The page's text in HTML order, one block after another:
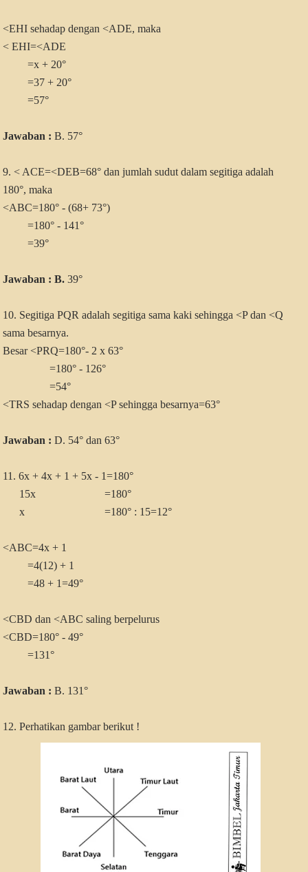
<EHI sehadap dengan <ADE, maka
< EHI=<ADE
=x + 20°
=37 + 20°
=57°
Jawaban :B. 57°
9. < ACE=<DEB=68° dan jumlah sudut dalam segitiga adalah
180°, maka
<ABC=180° - (68+ 73°)
=180° - 141°
=39°
Jawaban : B.39°
10. Segitiga PQR adalah segitiga sama kaki sehingga <P dan <Q
sama besarnya.
Besar <PRQ=180°- 2 x 63°
=180° - 126°
=54°
<TRS sehadap dengan <P sehingga besarnya=63°
Jawaban : D. 54° dan 63°
11. 6x + 4x + 1 + 5x - 1=180°
15x =180°
x =180° : 15=12°
<ABC=4x + 1
=4(12) + 1
=48 + 1=49°
<CBD dan <ABC saling berpelurus
<CBD=180° - 49°
=131°
Jawaban :B. 131°
12. Perhatikan gambar berikut !